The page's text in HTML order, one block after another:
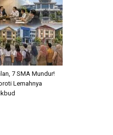
7 SMA Mundur!
Lemahnya